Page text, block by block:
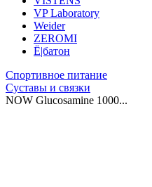
VP Laboratory
Weider
ZEROMI
Ё|батон
Спортивное питание
Суставы и связки
NOW Glucosamine 1000...